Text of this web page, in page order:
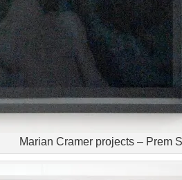
Marian Cramer projects – Prem